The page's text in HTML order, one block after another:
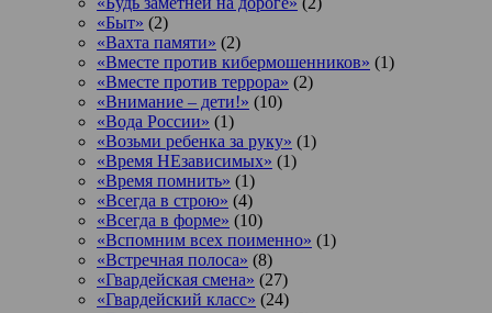
«Быт» (2)
«Вахта памяти» (2)
«Вместе против кибермошенников» (1)
«Вместе против террора» (2)
«Внимание – дети!» (10)
«Вода России» (1)
«Возьми ребенка за руку» (1)
«Время НЕзависимых» (1)
«Время помнить» (1)
«Всегда в строю» (4)
«Всегда в форме» (10)
«Вспомним всех поименно» (1)
«Встречная полоса» (8)
«Гвардейская смена» (27)
«Гвардейский класс» (24)